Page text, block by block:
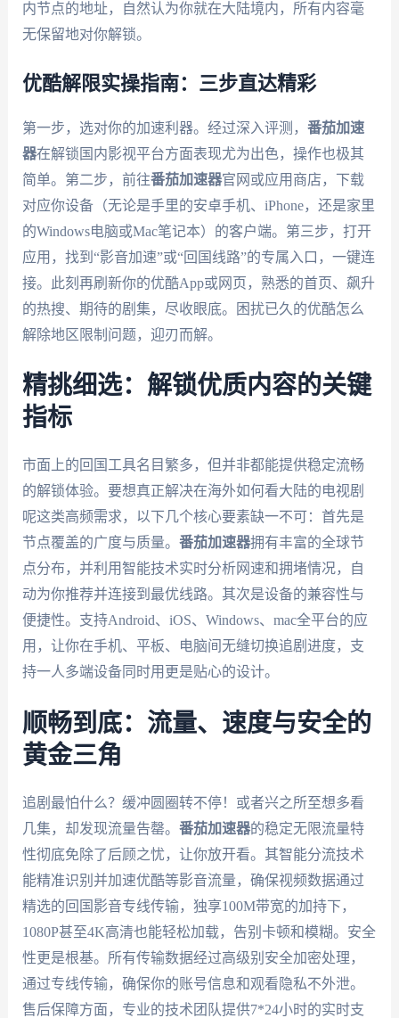
内节点的地址，自然认为你就在大陆境内，所有内容毫
无保留地对你解锁。
优酷解限实操指南：三步直达精彩
第一步，选对你的加速利器。经过深入评测， 番茄加速
器在解锁国内影视平台方面表现尤为出色，操作也极其
简单。第二步，前往番茄加速器官网或应用商店，下载
对应你设备（无论是手里的安卓手机、iPhone，还是家里
的Windows电脑或Mac笔记本）的客户端。第三步，打开
应用，找到“影音加速”或“回国线路”的专属入口，一键连
接。此刻再刷新你的优酷App或网页，熟悉的首页、飙升
的热搜、期待的剧集，尽收眼底。困扰已久的优酷怎么
解除地区限制问题，迎刃而解。
精挑细选：解锁优质内容的关键
指标
市面上的回国工具名目繁多，但并非都能提供稳定流畅
的解锁体验。要想真正解决在海外如何看大陆的电视剧
呢这类高频需求，以下几个核心要素缺一不可：首先是
节点覆盖的广度与质量。 番茄加速器拥有丰富的全球节
点分布，并利用智能技术实时分析网速和拥堵情况，自
动为你推荐并连接到最优线路。其次是设备的兼容性与
便捷性。支持Android、iOS、Windows、mac全平台的应
用，让你在手机、平板、电脑间无缝切换追剧进度，支
持一人多端设备同时用更是贴心的设计。
顺畅到底：流量、速度与安全的
黄金三角
追剧最怕什么？缓冲圆圈转不停！或者兴之所至想多看
几集，却发现流量告罄。 番茄加速器的稳定无限流量特
性彻底免除了后顾之忧，让你放开看。其智能分流技术
能精准识别并加速优酷等影音流量，确保视频数据通过
精选的回国影音专线传输，独享100M带宽的加持下，
1080P甚至4K高清也能轻松加载，告别卡顿和模糊。安全
性更是根基。所有传输数据经过高级别安全加密处理，
通过专线传输，确保你的账号信息和观看隐私不外泄。
售后保障方面，专业的技术团队提供7*24小时的实时支